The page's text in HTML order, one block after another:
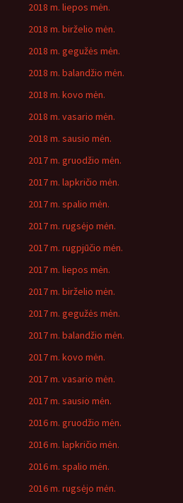
2018 m. liepos mėn.
2018 m. birželio mėn.
2018 m. gegužės mėn.
2018 m. balandžio mėn.
2018 m. kovo mėn.
2018 m. vasario mėn.
2018 m. sausio mėn.
2017 m. gruodžio mėn.
2017 m. lapkričio mėn.
2017 m. spalio mėn.
2017 m. rugsėjo mėn.
2017 m. rugpjūčio mėn.
2017 m. liepos mėn.
2017 m. birželio mėn.
2017 m. gegužės mėn.
2017 m. balandžio mėn.
2017 m. kovo mėn.
2017 m. vasario mėn.
2017 m. sausio mėn.
2016 m. gruodžio mėn.
2016 m. lapkričio mėn.
2016 m. spalio mėn.
2016 m. rugsėjo mėn.